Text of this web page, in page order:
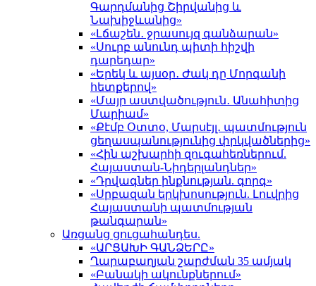
Գարդմանից Շիրվանից և
Նախիջևանից»
«Լճաշեն․ ջրասույզ գանձարան»
«Սուրբ անունդ պիտի հիշվի
դարեդար»
«Երեկ և այսօր․ Ժակ դը Մորգանի
հետքերով»
«Մայր աստվածություն․ Անահիտից
Մարիամ»
«Քէմբ Օտտօ, Մարսէյլ․ պատմություն
ցեղասպանությունից փրկվածներից»
«Հին աշխարհի զուգահեռներում.
Հայաստան-Նիդերլանդներ»
«Դրվագներ ինքնության. գորգ»
«Սրբազան երկխոսություն. Լուվրից
Հայաստանի պատմության
թանգարան»
Առցանց ցուցահանդես.
«ԱՐՑԱԽԻ ԳԱՆՁԵՐԸ»
Ղարաբաղյան շարժման 35 ամյակ
«Բանակի ակունքներում»